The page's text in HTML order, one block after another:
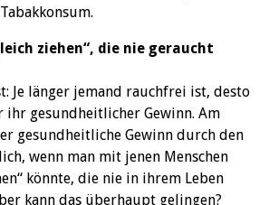
ziehen“, die nie geraucht
Je länger jemand rauchfrei ist, desto
ihr gesundheitlicher Gewinn. Am
gesundheitliche Gewinn durch den
wenn man mit jenen Menschen
könnte, die nie in ihrem Leben
kann das überhaupt gelingen?